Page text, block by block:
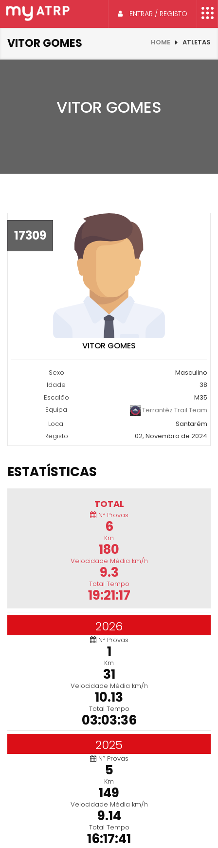
ENTRAR / REGISTO
VITOR GOMES HOME ATLETAS
VITOR GOMES
17309
VITOR GOMES
Sexo
Masculino
Idade
38
Escalão
M35
Equipa
Terrantêz Trail Team
Local
Santarém
Registo
02, Novembro de 2024
ESTATÍSTICAS
TOTAL
Nº Provas
6
Km
180
Velocidade Média km/h
9.3
Total Tempo
19:21:17
2026
Nº Provas
1
Km
31
Velocidade Média km/h
10.13
Total Tempo
03:03:36
2025
Nº Provas
5
Km
149
Velocidade Média km/h
9.14
Total Tempo
16:17:41